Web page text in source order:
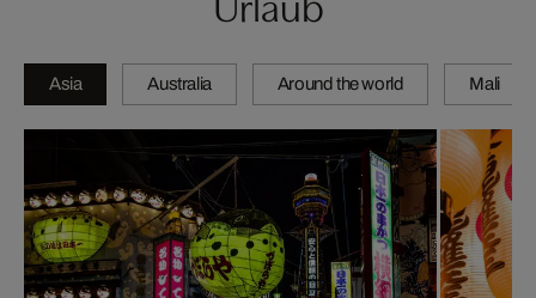
Asia Australia Around the world Mali